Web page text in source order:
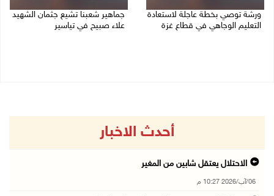
ورشة توصي بخطة عاجلة لاستعادة
التعليم الوجاهي في قطاع غزة
جماهير شعبنا تشيع جثمان الشهيد
علاء صبيح في تياسير
أحدث الاخبار
الاحتلال يعتقل شابين من المغير
06/آب/2026 10:27 م